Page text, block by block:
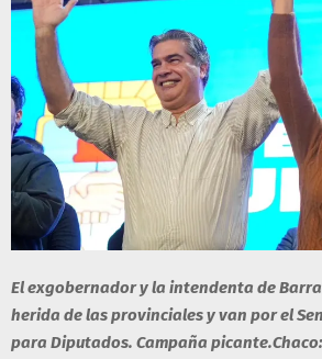
El exgobernador y la intendenta de
herida de las provinciales y van por el
para Diputados. Campaña